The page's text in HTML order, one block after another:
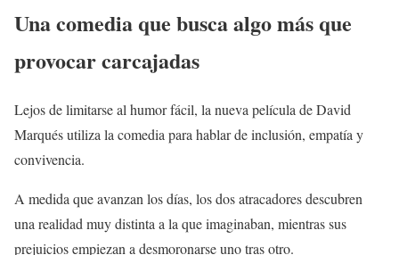
Una comedia que busca algo más que
provocar carcajadas
Lejos de limitarse al humor fácil, la nueva película de David
Marqués utiliza la comedia para hablar de inclusión, empatía y
convivencia.
A medida que avanzan los días, los dos atracadores descubren
una realidad muy distinta a la que imaginaban, mientras sus
prejuicios empiezan a desmoronarse uno tras otro.